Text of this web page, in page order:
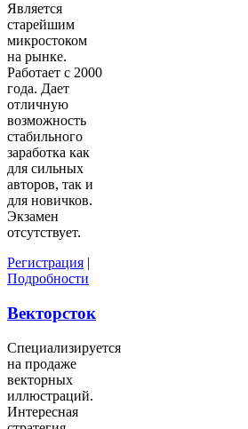
Является
старейшим
микростоком
на рынке.
Работает с 2000
года. Дает
отличную
возможность
стабильного
заработка как
для сильных
авторов, так и
для новичков.
Экзамен
отсутствует.
Регистрация |
Подробности
Векторсток
Специализируется
на продаже
векторных
иллюстраций.
Интересная